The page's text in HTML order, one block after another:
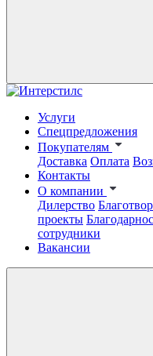
Услуги
Спецпредложения
Покупателям
Доставка Оплата
Контакты
О компании
Дилерство
проекты
сотрудники
Вакансии